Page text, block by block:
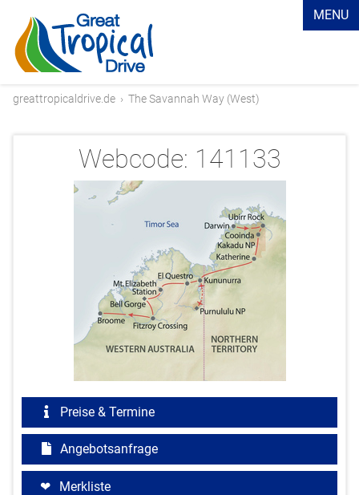
MENU
greattropicaldrive.de › The Savannah Way (West)
Webcode: 141133
Preise & Termine
Angebotsanfrage
Merkliste